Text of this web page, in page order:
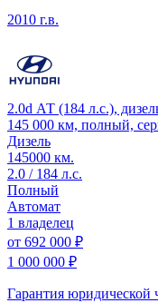
2010 г.в.
2.0d АТ (184 л.с.),
145 000 км, полный,
Дизель
145000 км.
2.0 / 184 л.с.
Полный
Автомат
1 владелец
от 692 000 ₽
1 000 000 ₽
Гарантия юридической